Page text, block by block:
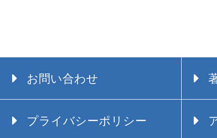
お問い合わせ
プライバシーポリシー